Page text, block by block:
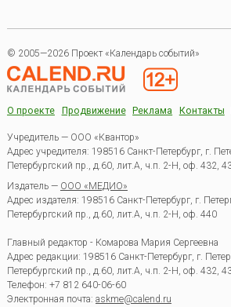
© 2005—2026 Проект «Календарь событий»
О проекте Продвижение Реклама Контакты
Учредитель — ООО «Квантор»
Адрес учредителя: 198516 Санкт-Петербург, г.
Петербургский пр., д.60, лит.А, ч.п. 2-Н, оф. 432,
Издатель — ООО «МЕДИО»
Адрес издателя: 198516 Санкт-Петербург, г.
Петербургский пр., д.60, лит.А, ч.п. 2-Н, оф. 440
Главный редактор - Комарова Мария Сергеевна
Адрес редакции: 198516 Санкт-Петербург, г.
Петербургский пр., д.60, лит.А, ч.п. 2-Н, оф. 432,
Телефон: +7 812 640-06-60
Электронная почта: askme@calend.ru